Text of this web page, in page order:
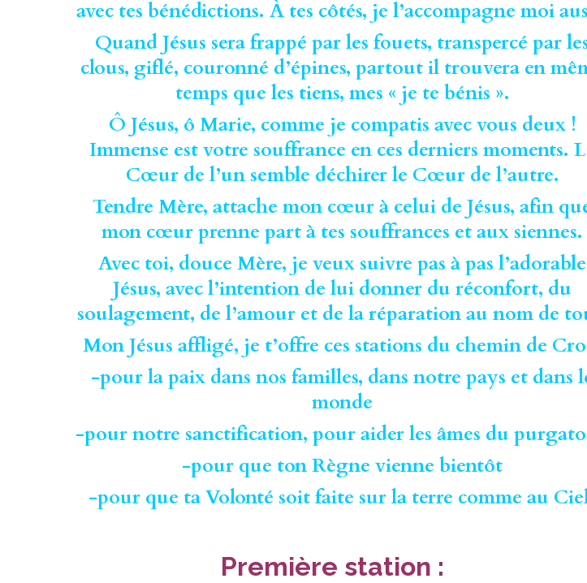
avec tes bénédictions. À tes côtés, je l’accompagne moi
Quand Jésus sera frappé par les fouets, transpercé par
clous, giflé, couronné d’épines, partout il trouvera en
temps que les tiens, mes « je te bénis ».
Ô Jésus, ô Marie, comme je compatis avec vous deux !
Immense est votre souffrance en ces derniers moments.
Cœur de l’un semble déchirer le Cœur de l’autre.
Tendre Mère, attache mon cœur à celui de Jésus, afin
mon cœur prenne part à tes souffrances et aux siennes.
Avec toi, douce Mère, je veux suivre pas à pas l’adorable
Jésus, avec l’intention de lui donner du réconfort, du
soulagement, de l’amour et de la réparation au nom de
Mon Jésus affligé, je t’offre ces stations du chemin de
-pour la paix dans nos familles, dans notre pays et dans
monde
-pour notre sanctification, pour aider les âmes du
-pour que ton Règne vienne bientôt
-pour que ta Volonté soit faite sur la terre comme au
Première station :